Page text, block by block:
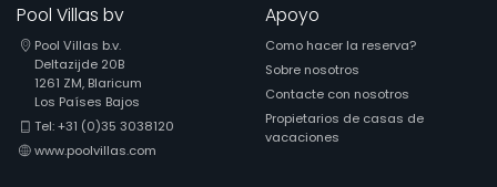
Pool Villas bv
Pool Villas b.v.
Deltazijde 20B
1261 ZM, Blaricum
Los Países Bajos
Tel: +31 (0)35 3038120
www.poolvillas.com
Apoyo
Como hacer la reserva?
Sobre nosotros
Contacte con nosotros
Propietarios de casas de
vacaciones